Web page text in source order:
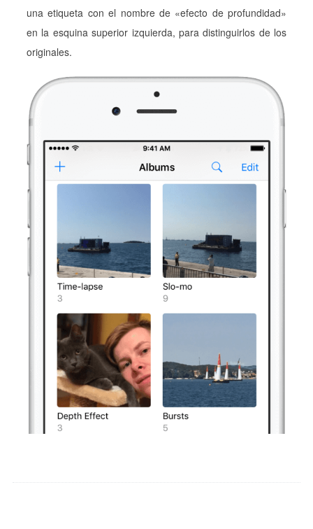
una etiqueta con el nombre de «efecto de profundidad»
en la esquina superior izquierda, para distinguirlos de los
originales.